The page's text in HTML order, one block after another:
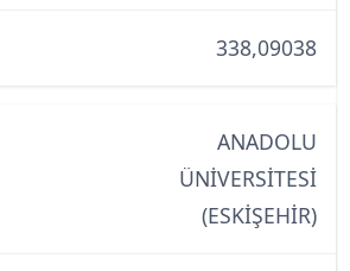
338,09038
ANADOLU
ÜNİVERSİTESİ
(ESKİŞEHİR)